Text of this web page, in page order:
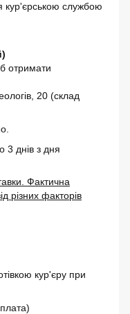
кур'єрською службою
отримати
20 (склад
3 днів з дня
Фактична
різних факторів
кур'єру при